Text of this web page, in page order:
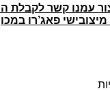
עמנו קשר לקבלת
פאג’רו במכון